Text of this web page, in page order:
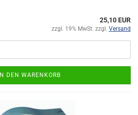
25,10 EUR
zzgl. 19% MwSt. zzgl. Versand
IN DEN WARENKORB